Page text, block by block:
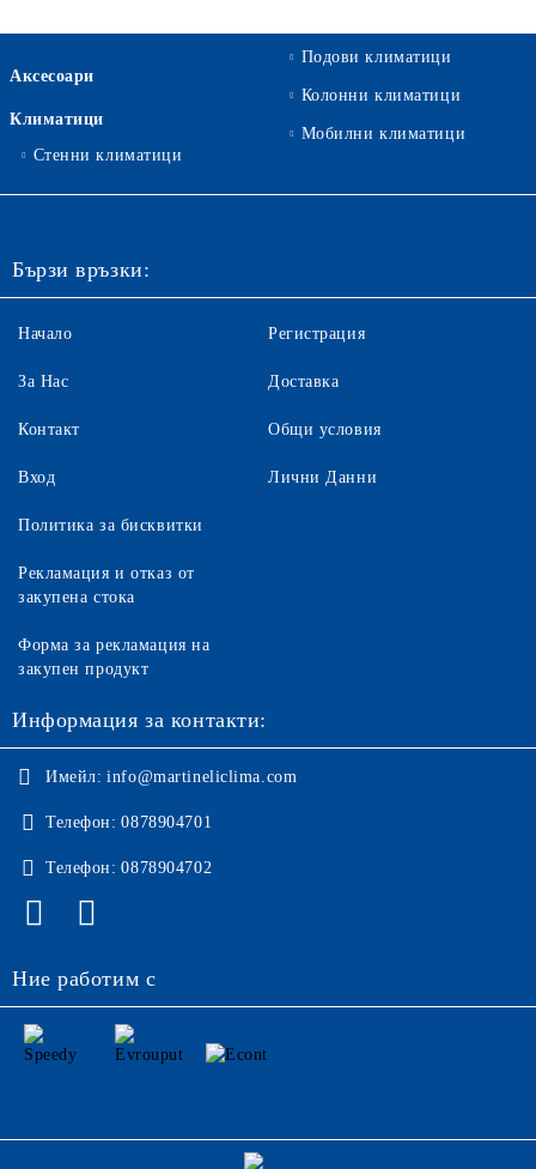
Аксесоари
Климатици
Стенни климатици
Подови климатици
Колонни климатици
Мобилни климатици
Бързи връзки:
Начало
За Нас
Контакт
Вход
Регистрация
Доставка
Общи условия
Лични Данни
Политика за бисквитки
Рекламация и отказ от
закупена стока
Форма за рекламация на
закупен продукт
Информация за контакти:
Имейл: info@martineliclima.com
Телефон: 0878904701
Телефон: 0878904702
Ние работим с